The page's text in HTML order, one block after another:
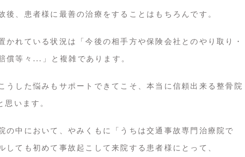
後、患者様に最善の治療をすることはもちろんです。
かれている状況は「今後の相手方や保険会社とのやり取り・
償等々...」と複雑であります。
うした悩みもサポートできてこそ、本当に信頼出来る整骨院
います。
の中において、やみくもに「うちは交通事故専門治療院で
しても初めて事故起こして来院する患者様にとって、